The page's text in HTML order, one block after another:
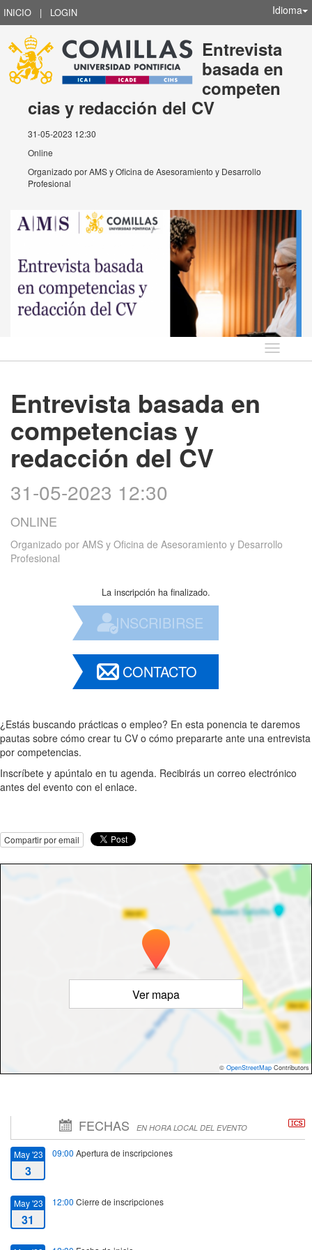
INICIO | LOGIN Idioma
Entrevista
basada en
competen
cias y redacción del CV
31-05-2023 12:30
Online
Organizado porAMS y Oficina de Asesoramiento y Desarrollo
Profesional
Idioma
Entrevista basada en
competencias y
redacción del CV
31-05-2023 12:30
ONLINE
Organizado por AMS y Oficina de Asesoramiento y Desarrollo
Profesional
La inscripción ha finalizado.
INSCRIBIRSE
CONTACTO
¿Estás buscando prácticas o empleo? En esta ponencia te daremos
pautas sobre cómo crear tu CV o cómo prepararte ante una entrevista
por competencias.
Inscríbete y apúntalo en tu agenda. Recibirás un correo electrónico
antes del evento con el enlace.
Compartir por email
Ver mapa
© OpenStreetMap Contributors
FECHAS EN HORA LOCAL DEL EVENTO
May '23
3
09:00 Apertura de inscripciones
May '23
31
12:00 Cierre de inscripciones